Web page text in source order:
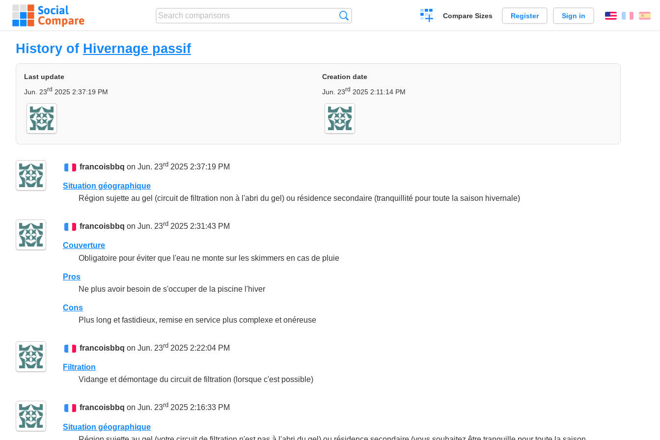
Create
a
Compare Sizes Register Sign in English
History of Hivernage passif
Last update
Jun. 23rd 2025 2:37:19 PM
Creation date
Jun. 23rd 2025 2:11:14 PM
francoisbbq on Jun. 23rd 2025 2:37:19 PM
Situation géographique
Région sujette au gel (circuit de filtration non à l'abri du gel) ou résidence secondaire (tranquillité pour toute la saison hivernale)
francoisbbq on Jun. 23rd 2025 2:31:43 PM
Couverture
Obligatoire pour éviter que l'eau ne monte sur les skimmers en cas de pluie
Pros
Ne plus avoir besoin de s'occuper de la piscine l'hiver
Cons
Plus long et fastidieux, remise en service plus complexe et onéreuse
francoisbbq on Jun. 23rd 2025 2:22:04 PM
Filtration
Vidange et démontage du circuit de filtration (lorsque c'est possible)
francoisbbq on Jun. 23rd 2025 2:16:33 PM
Situation géographique